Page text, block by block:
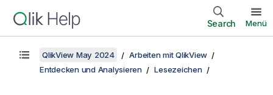
Search Menü
QlikView May 2024
Arbeiten mit QlikView
Entdecken und Analysieren
Lesezeichen